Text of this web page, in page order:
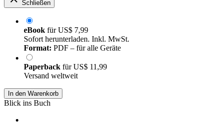
Schließen
eBook fürUS$ 7,99
Sofort herunterladen. Inkl. MwSt.
Format: PDF – für alle Geräte
Paperback fürUS$ 11,99
Versand weltweit
In den Warenkorb
Blick ins Buch